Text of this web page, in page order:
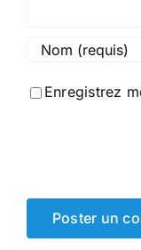
Enregistrez